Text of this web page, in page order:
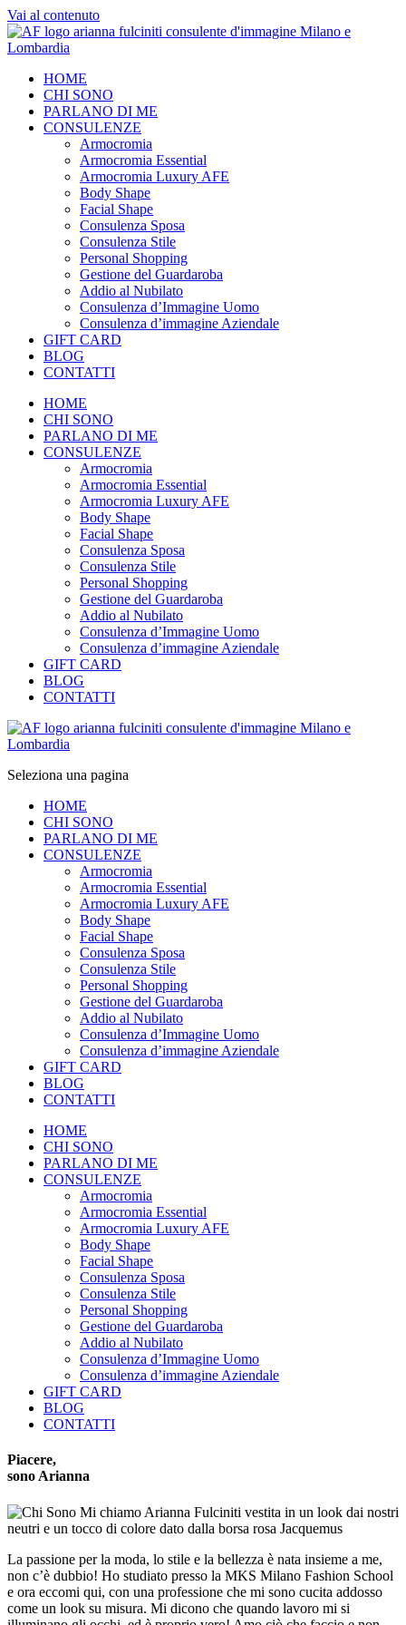
Vai al contenuto
HOME
CHI SONO
PARLANO DI ME
CONSULENZE
Armocromia
Armocromia Essential
Armocromia Luxury AFE
Body Shape
Facial Shape
Consulenza Sposa
Consulenza Stile
Personal Shopping
Gestione del Guardaroba
Addio al Nubilato
Consulenza d’Immagine Uomo
Consulenza d’immagine Aziendale
GIFT CARD
BLOG
CONTATTI
HOME
CHI SONO
PARLANO DI ME
CONSULENZE
Armocromia
Armocromia Essential
Armocromia Luxury AFE
Body Shape
Facial Shape
Consulenza Sposa
Consulenza Stile
Personal Shopping
Gestione del Guardaroba
Addio al Nubilato
Consulenza d’Immagine Uomo
Consulenza d’immagine Aziendale
GIFT CARD
BLOG
CONTATTI
Seleziona una pagina
HOME
CHI SONO
PARLANO DI ME
CONSULENZE
Armocromia
Armocromia Essential
Armocromia Luxury AFE
Body Shape
Facial Shape
Consulenza Sposa
Consulenza Stile
Personal Shopping
Gestione del Guardaroba
Addio al Nubilato
Consulenza d’Immagine Uomo
Consulenza d’immagine Aziendale
GIFT CARD
BLOG
CONTATTI
HOME
CHI SONO
PARLANO DI ME
CONSULENZE
Armocromia
Armocromia Essential
Armocromia Luxury AFE
Body Shape
Facial Shape
Consulenza Sposa
Consulenza Stile
Personal Shopping
Gestione del Guardaroba
Addio al Nubilato
Consulenza d’Immagine Uomo
Consulenza d’immagine Aziendale
GIFT CARD
BLOG
CONTATTI
Piacere,
sono Arianna
La passione per la moda, lo stile e la bellezza è nata insieme a me,
non c’è dubbio! Ho studiato presso la MKS Milano Fashion School
e ora eccomi qui, con una professione che mi sono cucita addosso
come un look su misura. Mi dicono che quando lavoro mi si